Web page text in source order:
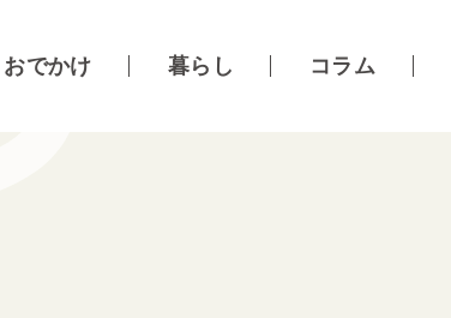
おでかけ 暮らし コラム